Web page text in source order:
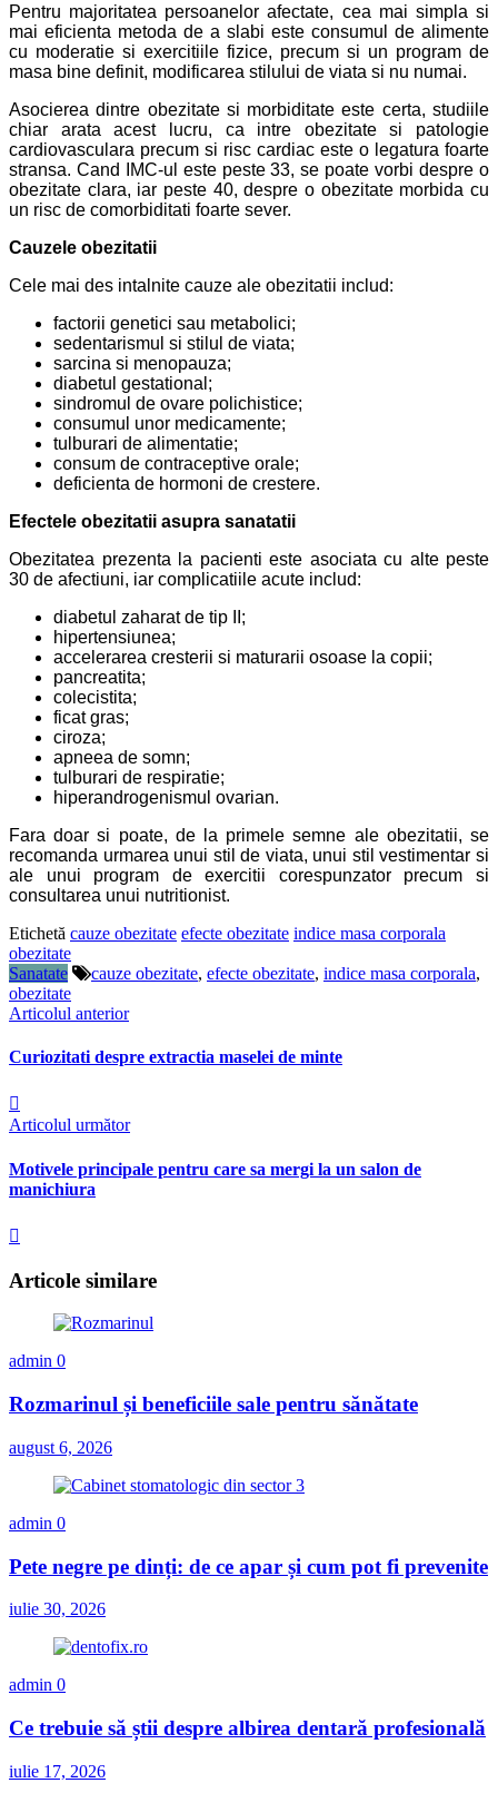
Pentru majoritatea persoanelor afectate, cea mai simpla si
mai eficienta metoda de a slabi este consumul de alimente
cu moderatie si exercitiile fizice, precum si un program de
masa bine definit, modificarea stilului de viata si nu numai.
Asocierea dintre obezitate si morbiditate este certa, studiile
chiar arata acest lucru, ca intre obezitate si patologie
cardiovasculara precum si risc cardiac este o legatura foarte
stransa. Cand IMC-ul este peste 33, se poate vorbi despre o
obezitate clara, iar peste 40, despre o obezitate morbida cu
un risc de comorbiditati foarte sever.
Cauzele obezitatii
Cele mai des intalnite cauze ale obezitatii includ:
factorii genetici sau metabolici;
sedentarismul si stilul de viata;
sarcina si menopauza;
diabetul gestational;
sindromul de ovare polichistice;
consumul unor medicamente;
tulburari de alimentatie;
consum de contraceptive orale;
deficienta de hormoni de crestere.
Efectele obezitatii asupra sanatatii
Obezitatea prezenta la pacienti este asociata cu alte peste
30 de afectiuni, iar complicatiile acute includ:
diabetul zaharat de tip II;
hipertensiunea;
accelerarea cresterii si maturarii osoase la copii;
pancreatita;
colecistita;
ficat gras;
ciroza;
apneea de somn;
tulburari de respiratie;
hiperandrogenismul ovarian.
Fara doar si poate, de la primele semne ale obezitatii, se
recomanda urmarea unui stil de viata, unui stil vestimentar si
ale unui program de exercitii corespunzator precum si
consultarea unui nutritionist.
Etichetă cauze obezitate efecte obezitate indice masa corporala
obezitate
Sanatate
cauze obezitate, efecte obezitate, indice masa corporala,
obezitate
Articolul anterior
Curiozitati despre extractia maselei de minte
Articolul următor
Motivele principale pentru care sa mergi la un salon de
manichiura
Articole similare
admin 0
Rozmarinul și beneficiile sale pentru sănătate
august 6, 2026
admin 0
Pete negre pe dinți: de ce apar și cum pot fi prevenite
iulie 30, 2026
admin 0
Ce trebuie să știi despre albirea dentară profesională
iulie 17, 2026